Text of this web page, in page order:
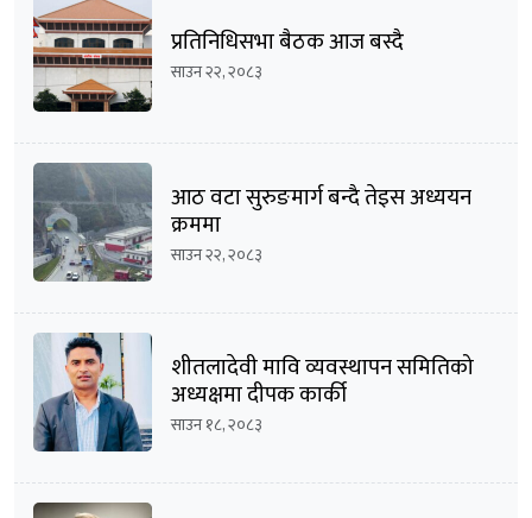
प्रतिनिधिसभा बैठक आज बस्दै
साउन २२, २०८३
आठ वटा सुरुङमार्ग बन्दै तेइस अध्ययन
क्रममा
साउन २२, २०८३
शीतलादेवी मावि व्यवस्थापन समितिको
अध्यक्षमा दीपक कार्की
साउन १८, २०८३